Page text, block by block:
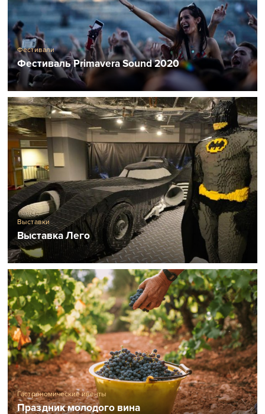
Фестивали
Фестиваль Primavera Sound 2020
Выставки
Выставка Лего
Гастрономические ивенты
Праздник молодого вина